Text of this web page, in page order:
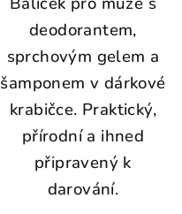
deodorantem,
sprchovým gelem a
šamponem v dárkové
krabičce. Praktický,
přírodní a ihned
připravený k
darování.